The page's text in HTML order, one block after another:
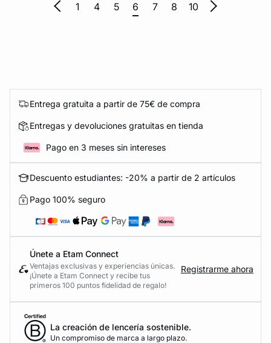
1 4 5 6 7 8 10
Entrega gratuita a partir de 75€ de compra
Entregas y devoluciones gratuitas en tienda
Pago en 3 meses sin intereses
Descuento estudiantes: -20% a partir de 2 artículos
Pago 100% seguro
Únete a Etam Connect
Ventajas exclusivas y experiencias únicas.
¡Únete a Etam Connect y recibe tus
primeros 100 puntos fidelidad de regalo!
Registrarme ahora
La creación de lencería sostenible.
Un compromiso de marca a largo plazo.